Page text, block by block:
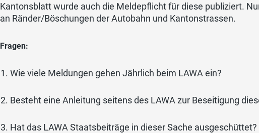
Kantonsblatt wurde auch die Meldepflicht für diese publiziert.
an Ränder/Böschungen der Autobahn und Kantonstrassen.
Fragen:
Wie viele Meldungen gehen Jährlich beim LAWA ein?
Besteht eine Anleitung seitens des LAWA zur Beseitigung
Hat das LAWA Staatsbeiträge in dieser Sache